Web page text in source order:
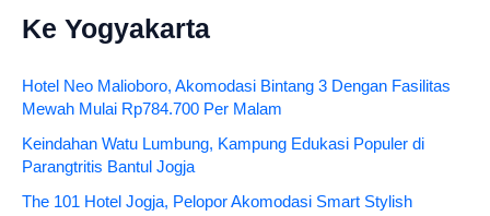
Ke Yogyakarta
Hotel Neo Malioboro, Akomodasi Bintang 3 Dengan Fasilitas
Mewah Mulai Rp784.700 Per Malam
Keindahan Watu Lumbung, Kampung Edukasi Populer di
Parangtritis Bantul Jogja
The 101 Hotel Jogja, Pelopor Akomodasi Smart Stylish